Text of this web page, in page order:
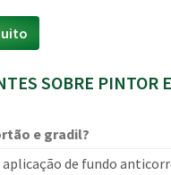
SOBRE PINTOR
e gradil?
de fundo